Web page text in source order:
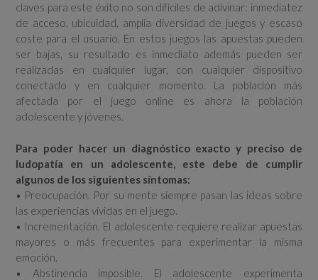
claves para este éxito no son difíciles de adivinar: inmediatez
de acceso, ubicuidad, amplia diversidad de juegos y escaso
coste para el usuario. En estos juegos las apuestas pueden
ser bajas, su resultado es inmediato además pueden ser
realizadas en cualquier lugar, con cualquier dispositivo
conectado y en cualquier momento. La población más
afectada por el juego online es ahora la población
adolescente y jóvenes.
Para poder hacer un diagnóstico exacto y preciso de
ludopatía en un adolescente, este debe de cumplir
algunos de los siguientes síntomas:
• Preocupación. Por su mente siempre pasan las ideas sobre
las experiencias vividas en el juego.
• Incrementación. El adolescente requiere realizar apuestas
mayores o más frecuentes para experimentar la misma
emoción.
• Abstinencia imposible. El adolescente experimenta